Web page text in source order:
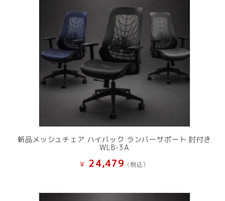
新品メッシュチェア ハイバック ランバーサポート 肘付き
WLB-3A
¥ 24,479 (税込）